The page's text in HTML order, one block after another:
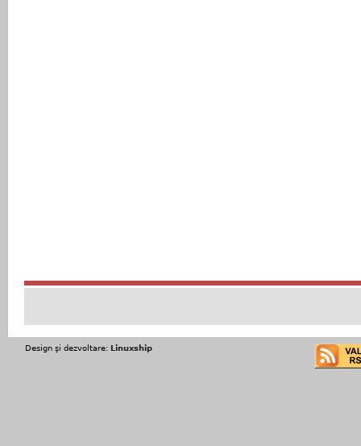
Design şi dezvoltare: Linuxship